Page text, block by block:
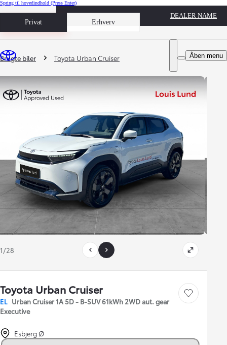
Spring til hovedindhold (Press Enter)
Privat Erhverv
Book prøvetur
DEALER NAME
Åben menu
Du er her
Brugte biler Toyota Urban Cruiser
1/28
Toyota Urban Cruiser
EL Urban Cruiser 1A 5D - B-SUV 61kWh 2WD aut. gear
Executive
Gem bil
Esbjerg Ø